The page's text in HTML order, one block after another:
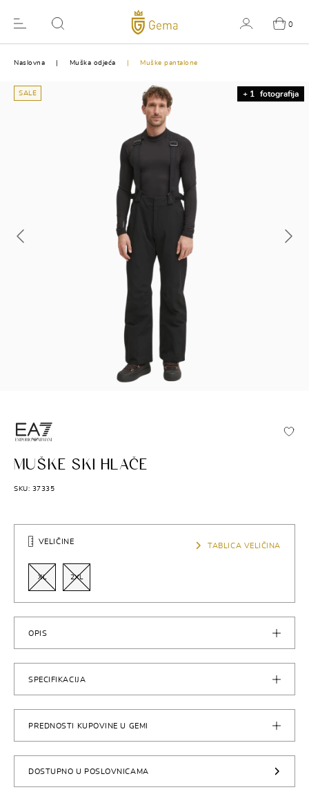
0
Naslovna Muška odjeća Muške pantalone
+ 1 fotografija
SALE
ARMANI
MUŠKE SKI HLAČE
SKU: 37335
VELIČINE
TABLICA VELIČINA
XL 2XL
OPIS
SPECIFIKACIJA
PREDNOSTI KUPOVINE U GEMI
DOSTUPNO U POSLOVNICAMA